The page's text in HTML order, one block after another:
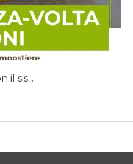
il sis...